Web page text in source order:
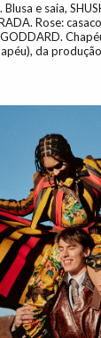
e saia,
Rose:
da